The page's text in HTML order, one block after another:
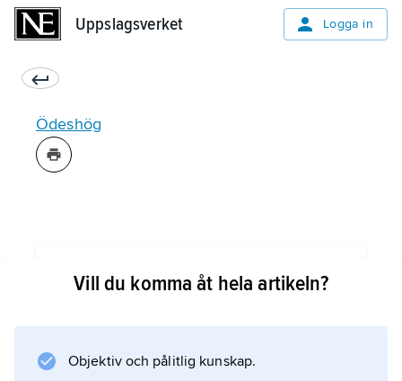
Uppslagsverket Logga in
Ödeshög
Vill du komma åt hela artikeln?
Objektiv och pålitlig kunskap.